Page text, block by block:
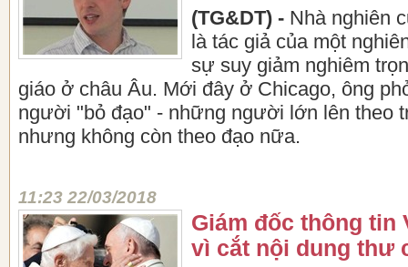
(TG&DT) - Nhà nghiên
là tác giả của một
sự suy giảm nghiêm
giáo ở châu Âu. Mới đây ở Chicago, ông
người "bỏ đạo" - những người lớn lên theo
nhưng không còn theo đạo nữa.
11:23 22/03/2018
Giám đốc thông tin
vì cắt nội dung thư